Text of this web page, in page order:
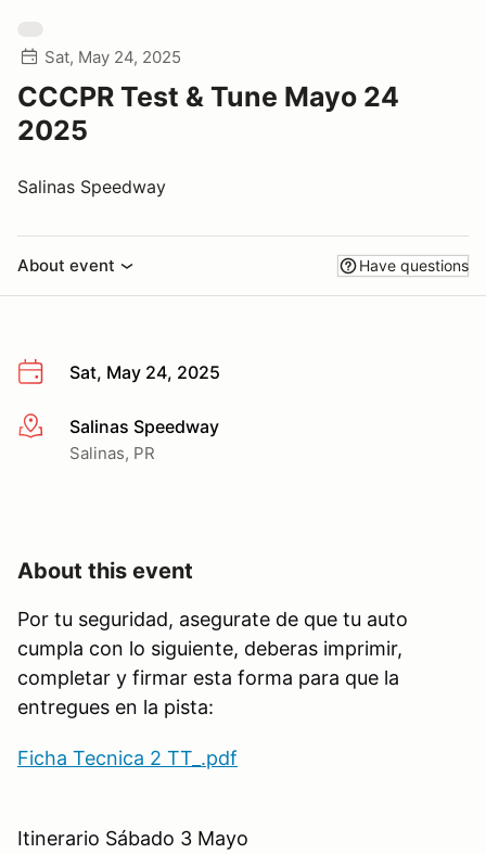
Sat, May 24, 2025
CCCPR Test & Tune Mayo 24
2025
Salinas Speedway
About event Have questions
Sat, May 24, 2025
More infoSalinas Speedway
Salinas, PR
About this event
Por tu seguridad, asegurate de que tu auto
cumpla con lo siguiente, deberas imprimir,
completar y firmar esta forma para que la
entregues en la pista:
Ficha Tecnica 2 TT_.pdf
Itinerario Sábado 3 Mayo